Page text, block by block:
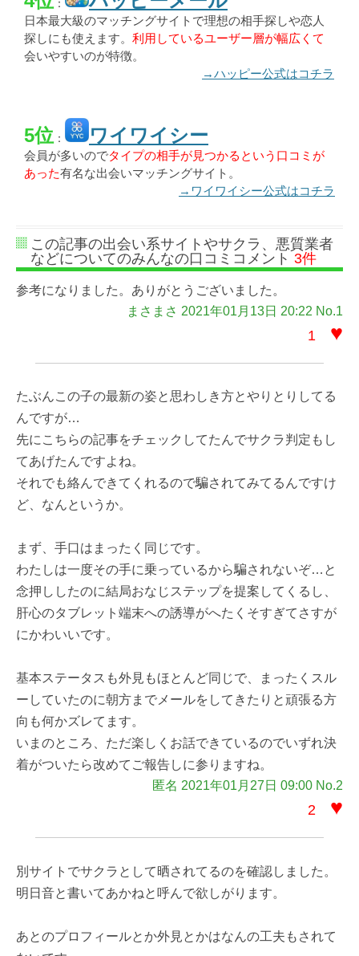
：
日本最大級のマッチングサイトで理想の相手探しや恋人
探しにも使えます。 利用しているユーザー層が幅広くて
会いやすいのが特徴。
→ハッピー公式はコチラ
5位 ： ワイワイシー
会員が多いのでタイプの相手が見つかるという口コミが
あった有名な出会いマッチングサイト。
→ワイワイシー公式はコチラ
この記事の出会い系サイトやサクラ、悪質業者
などについてのみんなの口コミコメント 3件
参考になりました。ありがとうございました。
まさまさ 2021年01月13日 20:22 No.1
1 ♥
たぶんこの子の最新の姿と思わしき方とやりとりしてる
んですが…
先にこちらの記事をチェックしてたんでサクラ判定もし
てあげたんですよね。
それでも絡んできてくれるので騙されてみてるんですけ
ど、なんというか。
まず、手口はまったく同じです。
わたしは一度その手に乗っているから騙されないぞ…と
念押ししたのに結局おなじステップを提案してくるし、
肝心のタブレット端末への誘導がへたくそすぎてさすが
にかわいいです。
基本ステータスも外見もほとんど同じで、まったくスル
ーしていたのに朝方までメールをしてきたりと頑張る方
向も何かズレてます。
いまのところ、ただ楽しくお話できているのでいずれ決
着がついたら改めてご報告しに参りますね。
匿名 2021年01月27日 09:00 No.2
2 ♥
別サイトでサクラとして晒されてるのを確認しました。
明日音と書いてあかねと呼んで欲しがります。
あとのプロフィールとか外見とかはなんの工夫もされて